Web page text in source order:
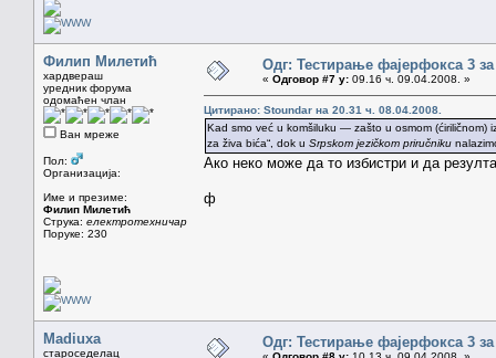
Филип Милетић
хардвераш
уредник форума
одомаћен члан
Ван мреже
Пол:
Организација:
Име и презиме:
Филип Милетић
Струка: електротехничар
Поруке: 230
Одг: Тестирање фајерфокса 3
« Одговор #7 у: 09.16 ч. 09.04.2008. »
Цитирано: Stoundar на 20.31 ч. 08.04.2008.
Kad smo već u komšiluku — zašto u osmom (ćiriličnom)
za živa bića“, dok u Srpskom jezičkom priručniku
Ако неко може да то избистри и да
ф
Madiuxa
староседелац
Одг: Тестирање фајерфокса 3